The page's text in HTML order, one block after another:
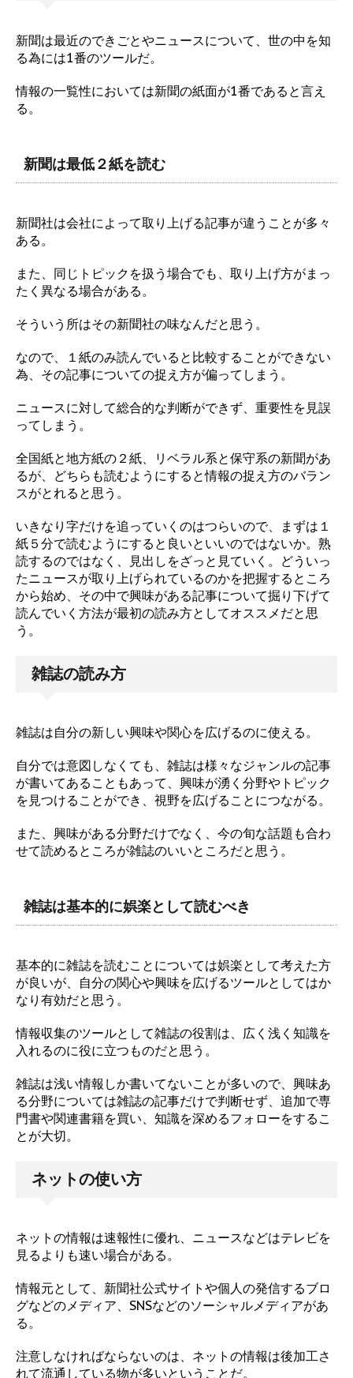
新聞は最近のできごとやニュースについて、世の中を知
る為には1番のツールだ。
情報の一覧性においては新聞の紙面が1番であると言え
る。
新聞は最低２紙を読む
新聞社は会社によって取り上げる記事が違うことが多々
ある。
また、同じトピックを扱う場合でも、取り上げ方がまっ
たく異なる場合がある。
そういう所はその新聞社の味なんだと思う。
なので、１紙のみ読んでいると比較することができない
為、その記事についての捉え方が偏ってしまう。
ニュースに対して総合的な判断ができず、重要性を見誤
ってしまう。
全国紙と地方紙の２紙、リベラル系と保守系の新聞があ
るが、どちらも読むようにすると情報の捉え方のバラン
スがとれると思う。
いきなり字だけを追っていくのはつらいので、まずは１
紙５分で読むようにすると良いといいのではないか。熟
読するのではなく、見出しをざっと見ていく。どういっ
たニュースが取り上げられているのかを把握するところ
から始め、その中で興味がある記事について掘り下げて
読んでいく方法が最初の読み方としてオススメだと思
う。
雑誌の読み方
雑誌は自分の新しい興味や関心を広げるのに使える。
自分では意図しなくても、雑誌は様々なジャンルの記事
が書いてあることもあって、興味が湧く分野やトピック
を見つけることができ、視野を広げることにつながる。
また、興味がある分野だけでなく、今の旬な話題も合わ
せて読めるところが雑誌のいいところだと思う。
雑誌は基本的に娯楽として読むべき
基本的に雑誌を読むことについては娯楽として考えた方
が良いが、自分の関心や興味を広げるツールとしてはか
なり有効だと思う。
情報収集のツールとして雑誌の役割は、広く浅く知識を
入れるのに役に立つものだと思う。
雑誌は浅い情報しか書いてないことが多いので、興味あ
る分野については雑誌の記事だけで判断せず、追加で専
門書や関連書籍を買い、知識を深めるフォローをするこ
とが大切。
ネットの使い方
ネットの情報は速報性に優れ、ニュースなどはテレビを
見るよりも速い場合がある。
情報元として、新聞社公式サイトや個人の発信するブロ
グなどのメディア、SNSなどのソーシャルメディアがあ
る。
注意しなければならないのは、ネットの情報は後加工さ
れて流通している物が多いということだ。